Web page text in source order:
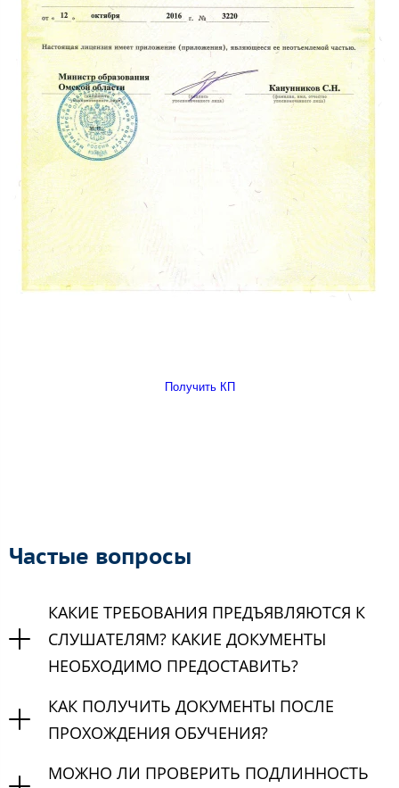
Получить КП
Частые вопросы
КАКИЕ ТРЕБОВАНИЯ ПРЕДЪЯВЛЯЮТСЯ К
СЛУШАТЕЛЯМ? КАКИЕ ДОКУМЕНТЫ
НЕОБХОДИМО ПРЕДОСТАВИТЬ?
КАК ПОЛУЧИТЬ ДОКУМЕНТЫ ПОСЛЕ
ПРОХОЖДЕНИЯ ОБУЧЕНИЯ?
МОЖНО ЛИ ПРОВЕРИТЬ ПОДЛИННОСТЬ